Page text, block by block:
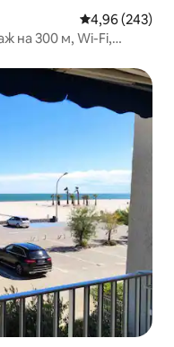
Средна
4,96 (243)
на 300 м, Wi-Fi,